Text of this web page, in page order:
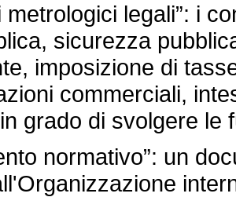
metrologici legali”: i
sicurezza
imposizione di
commerciali,
grado di svolgere le
normativo”: un